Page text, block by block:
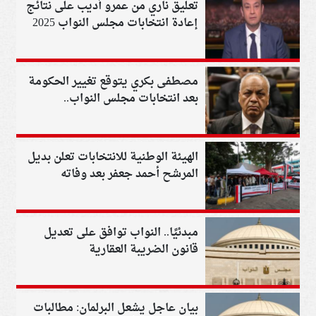
تعليق ناري من عمرو أديب على نتائج
إعادة انتخابات مجلس النواب 2025
مصطفى بكري يتوقع تغيير الحكومة
بعد انتخابات مجلس النواب..
الهيئة الوطنية للانتخابات تعلن بديل
المرشح أحمد جعفر بعد وفاته
مبدئيًا.. النواب توافق على تعديل
قانون الضريبة العقارية
بيان عاجل يشعل البرلمان: مطالبات